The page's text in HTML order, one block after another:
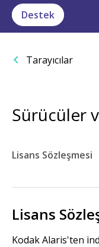
Destek
Tarayıcılar
Sürücüler
Lisans Sözleşmesi
Lisans
Kodak Alaris'ten